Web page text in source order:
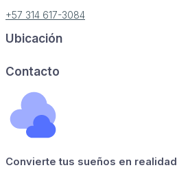
+57 314 617-3084
Ubicación
Contacto
Convierte tus sueños en realidad